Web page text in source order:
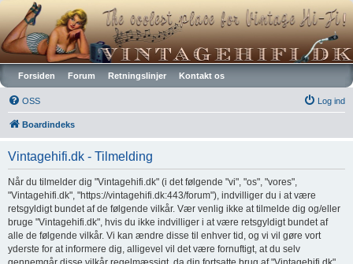
Vintagehifi.dk
Forsiden Forum Retningslinjer Kontakt os
OSS Log ind
Boardindeks
Vintagehifi.dk - Tilmelding
Når du tilmelder dig "Vintagehifi.dk" (i det følgende "vi", "os", "vores",
"Vintagehifi.dk", "https://vintagehifi.dk:443/forum"), indvilliger du i at være
retsgyldigt bundet af de følgende vilkår. Vær venlig ikke at tilmelde dig og/eller
bruge "Vintagehifi.dk", hvis du ikke indvilliger i at være retsgyldigt bundet af
alle de følgende vilkår. Vi kan ændre disse til enhver tid, og vi vil gøre vort
yderste for at informere dig, alligevel vil det være fornuftigt, at du selv